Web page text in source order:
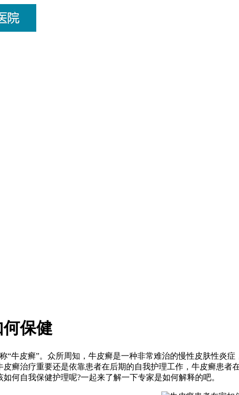
保健
“牛皮癣”。众所周知，牛皮癣是一种非常难治的慢性皮肤性炎
皮癣治疗重要还是依靠患者在后期的自我护理工作，牛皮癣患
何自我保健护理呢?一起来了解一下专家是如何解释的吧。